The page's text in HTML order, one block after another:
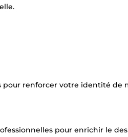
pour renforcer votre identité de
pour enrichir le